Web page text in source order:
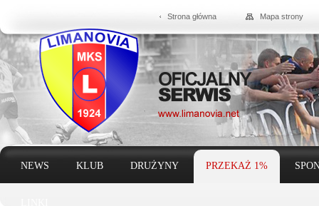
Strona główna Mapa strony
NEWS KLUB DRUŻYNY PRZEKAŻ 1%